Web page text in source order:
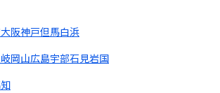
大阪神戸但馬白浜
岡山広島宇部石見岩国